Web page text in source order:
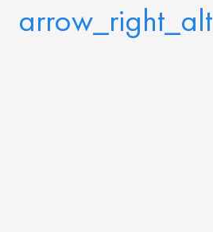
arrow_right_alt